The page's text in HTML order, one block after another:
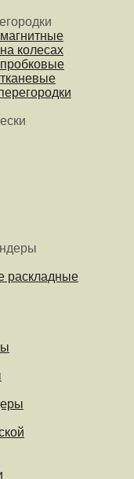
колесах
раскладные